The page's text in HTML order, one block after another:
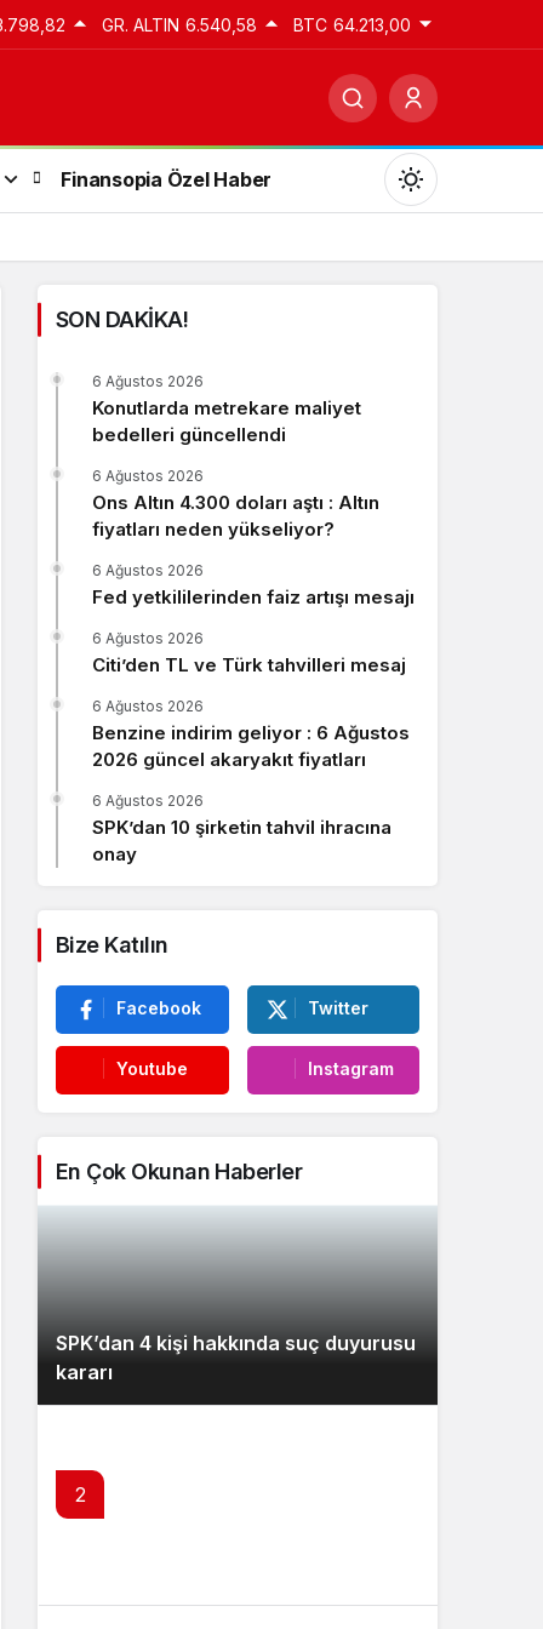
GR. ALTIN 6.540,58 BTC 64.213,00
Finansopia Özel Haber
Gündüz modunu seçin.
Gece Modu
Gece modunu seçin.
Sistem Modu
Sistem modunu seçin.
SON DAKİKA!
Konutlarda metrekare maliyet
bedelleri güncellendi
6 Ağustos 2026
Ons Altın 4.300 doları aştı : Altın
fiyatları neden yükseliyor?
6 Ağustos 2026
Fed yetkililerinden faiz artışı mesajı
6 Ağustos 2026
Citi’den TL ve Türk tahvilleri mesaj
6 Ağustos 2026
Benzine indirim geliyor : 6 Ağustos
2026 güncel akaryakıt fiyatları
6 Ağustos 2026
SPK’dan 10 şirketin tahvil ihracına
onay
6 Ağustos 2026
Bize Katılın
Facebook Twitter
Youtube Instagram
En Çok Okunan Haberler
SPK’dan 4 kişi hakkında suç duyurusu
kararı
2